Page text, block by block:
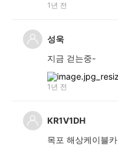
1년 전
성욱
지금 걷는중-
1년 전
KR1V1DH
목포 해상케이블